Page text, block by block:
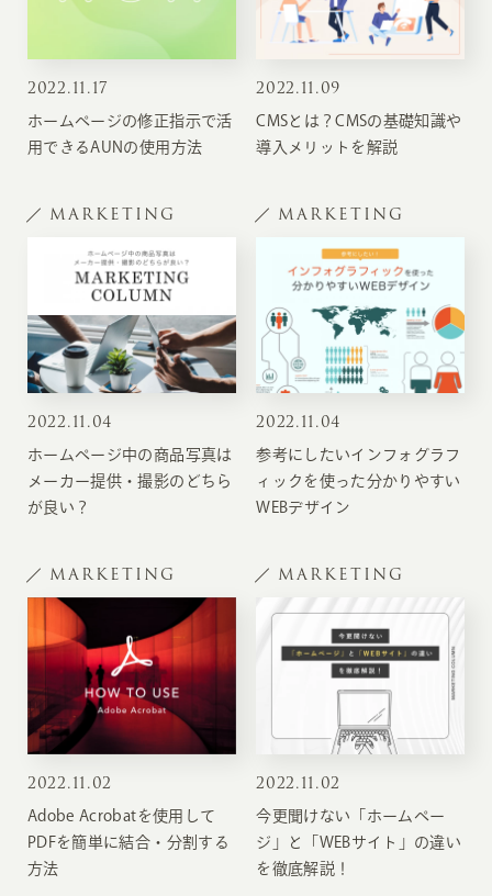
2022.11.17
ホームページの修正指示で活
用できるAUNの使用方法
2022.11.09
CMSとは？CMSの基礎知識や
導入メリットを解説
MARKETING
2022.11.04
ホームページ中の商品写真は
メーカー提供・撮影のどちら
が良い？
MARKETING
2022.11.04
参考にしたいインフォグラフ
ィックを使った分かりやすい
WEBデザイン
MARKETING
2022.11.02
Adobe Acrobatを使用して
PDFを簡単に結合・分割する
方法
MARKETING
2022.11.02
今更聞けない「ホームペー
ジ」と「WEBサイト」の違い
を徹底解説！